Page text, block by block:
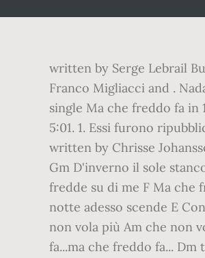
written by Serge Lebrail
Franco Migliacci and .
single Ma che freddo fa in
5:01. 1. Essi furono
written by Chrisse
Gm D'inverno il sole
fredde su di me F Ma che
notte adesso scende E
non vola più Am che non
fa...ma che freddo fa...